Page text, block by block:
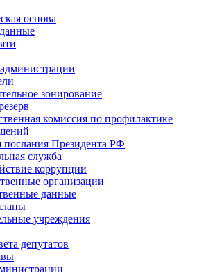
основа
зонирование
комиссия по профилактике
послания Президента РФ
служба
коррупции
организации
данные
учреждения
депутатов